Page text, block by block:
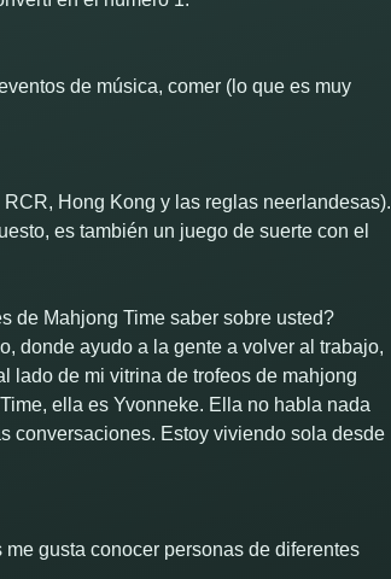
de música, comer (lo que es muy
Hong Kong y las reglas neerlandesas).
es también un juego de suerte con el
de Mahjong Time saber sobre usted?
donde ayudo a la gente a volver al trabajo,
lado de mi vitrina de trofeos de mahjong
ella es Yvonneke. Ella no habla nada
conversaciones. Estoy viviendo sola desde
gusta conocer personas de diferentes